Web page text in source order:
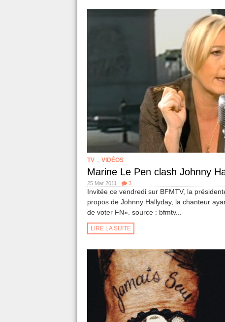
TV , VIDÉOS
Marine Le Pen clash Johnny
25 Mar 2011 3
Invitée ce vendredi sur BFMTV, la
propos de Johnny Hallyday, la chanteur
de voter FN». source : bfmtv...
LIRE LA SUITE